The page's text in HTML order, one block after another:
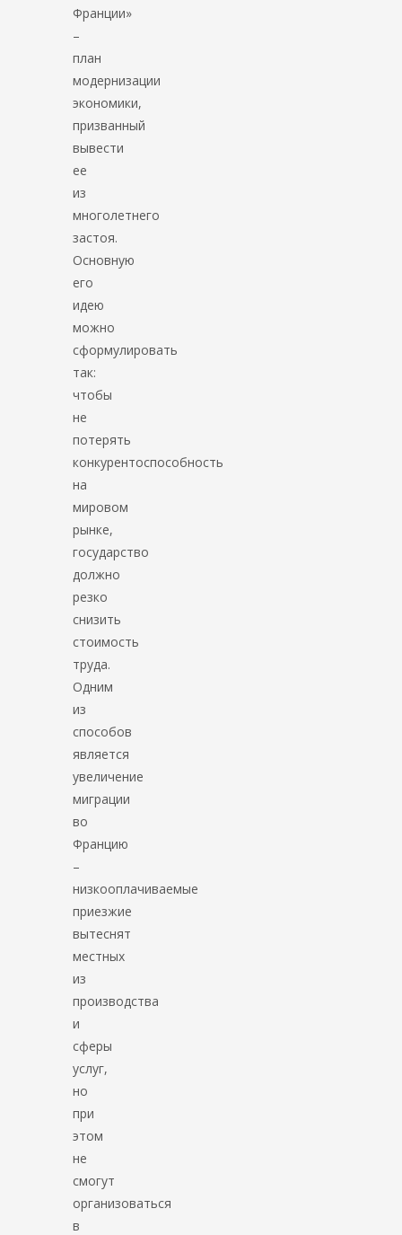
Франции»
–
план
модернизации
экономики,
призванный
вывести
ее
из
многолетнего
застоя.
Основную
его
идею
можно
сформулировать
так:
чтобы
не
потерять
конкурентоспособность
на
мировом
рынке,
государство
должно
резко
снизить
стоимость
труда.
Одним
из
способов
является
увеличение
миграции
во
Францию
–
низкооплачиваемые
приезжие
вытеснят
местных
из
производства
и
сферы
услуг,
но
при
этом
не
смогут
организоваться
в